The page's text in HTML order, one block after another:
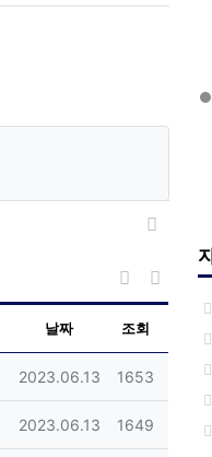
게시판 검색
게시물
날짜 조회
등록일
2023.06.13 조회
1653
등록일
2023.06.13 조회
1649